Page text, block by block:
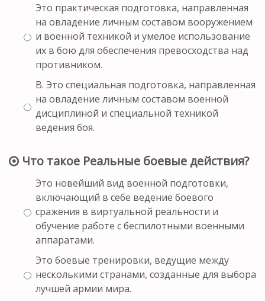
Это практическая подготовка, направленная
на овладение личным составом вооружением
и военной техникой и умелое использование
их в бою для обеспечения превосходства над
противником.
В. Это специальная подготовка, направленная
на овладение личным составом военной
дисциплиной и специальной техникой
ведения боя.
Что такое Реальные боевые действия?
Это новейший вид военной подготовки,
включающий в себе ведение боевого
сражения в виртуальной реальности и
обучение работе с беспилотными военными
аппаратами.
Это боевые тренировки, ведущие между
несколькими странами, созданные для выбора
лучшей армии мира.